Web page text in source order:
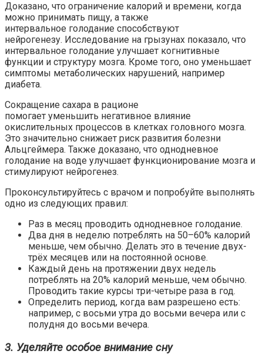
Доказано, что ограничение калорий и времени, когда
можно принимать пищу, а также
интервальное голодание способствуют
нейрогенезу. Исследование на грызунах показало, что
интервальное голодание улучшает когнитивные
функции и структуру мозга. Кроме того, оно уменьшает
симптомы метаболических нарушений, например
диабета.
Сокращение сахара в рационе
помогает уменьшить негативное влияние
окислительных процессов в клетках головного мозга.
Это значительно снижает риск развития болезни
Альцгеймера. Также доказано, что однодневное
голодание на воде улучшает функционирование мозга и
стимулируют нейрогенез.
Проконсультируйтесь с врачом и попробуйте выполнять
одно из следующих правил:
Раз в месяц проводить однодневное голодание.
Два дня в неделю потреблять на 50–60% калорий
меньше, чем обычно. Делать это в течение двух-
трёх месяцев или на постоянной основе.
Каждый день на протяжении двух недель
потреблять на 20% калорий меньше, чем обычно.
Проводить такие курсы три-четыре раза в год.
Определить период, когда вам разрешено есть:
например, с восьми утра до восьми вечера или с
полудня до восьми вечера.
3. Уделяйте особое внимание сну